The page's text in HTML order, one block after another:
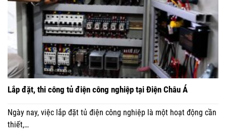
Lắp đặt, thi công tủ điện công nghiệp tại Điện Châu Á
Ngày nay, việc lắp đặt tủ điện công nghiệp là một hoạt động cần
thiết,…